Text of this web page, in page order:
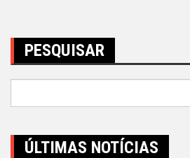
PESQUISAR
ÚLTIMAS NOTÍCIAS